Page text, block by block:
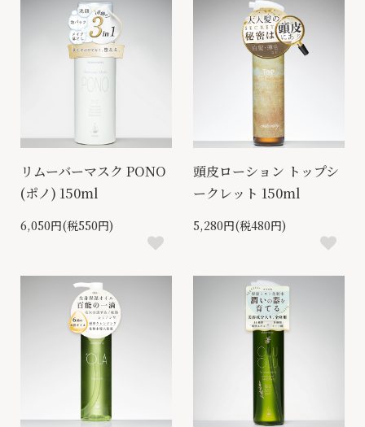
リムーバーマスク PONO
(ポノ) 150ml
6,050円(税550円)
頭皮ローション トップシ
ークレット 150ml
5,280円(税480円)